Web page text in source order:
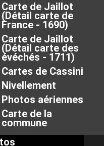
Carte de Jaillot
(Détail carte de
France - 1690)
Carte de Jaillot
(Détail carte des
évéchés - 1711)
Cartes de Cassini
Nivellement
Photos aériennes
Carte de la
commune